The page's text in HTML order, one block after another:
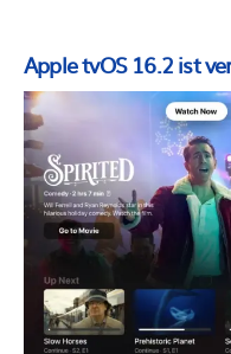
Apple tvOS 16.2 ist